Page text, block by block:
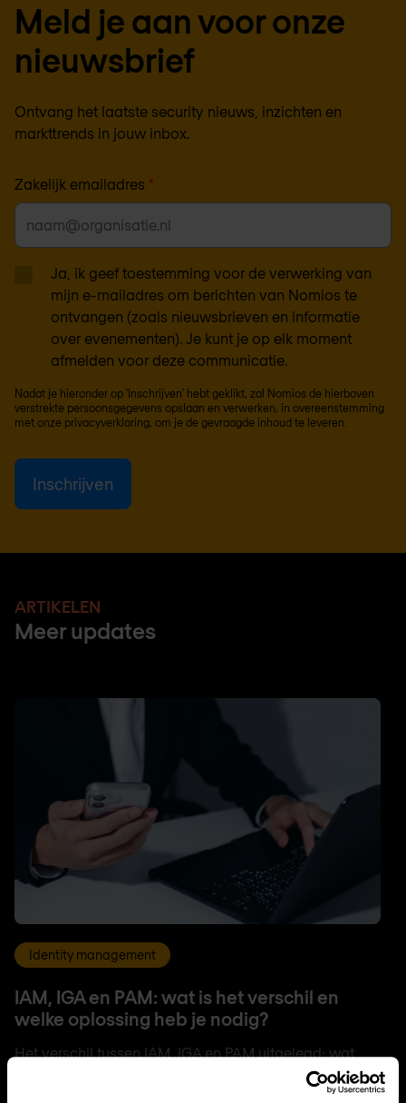
Meld je aan voor onze
nieuwsbrief
Ontvang het laatste security nieuws, inzichten en
markttrends in jouw inbox.
Zakelijk emailadres *
Ja, ik geef toestemming voor de verwerking van
mijn e-mailadres om berichten van Nomios te
ontvangen (zoals nieuwsbrieven en informatie
over evenementen). Je kunt je op elk moment
afmelden voor deze communicatie.
Nadat je hieronder op 'Inschrijven' hebt geklikt, zal Nomios de hierboven
verstrekte persoonsgegevens opslaan en verwerken, in overeenstemming
met onze privacyverklaring, om je de gevraagde inhoud te leveren.
ARTIKELEN
Meer updates
Identity management
IAM, IGA en PAM: wat is het verschil en
welke oplossing heb je nodig?
Het verschil tussen IAM, IGA en PAM uitgelegd: wat
elke oplossing doet, waar ze elkaar aanvullen en waar